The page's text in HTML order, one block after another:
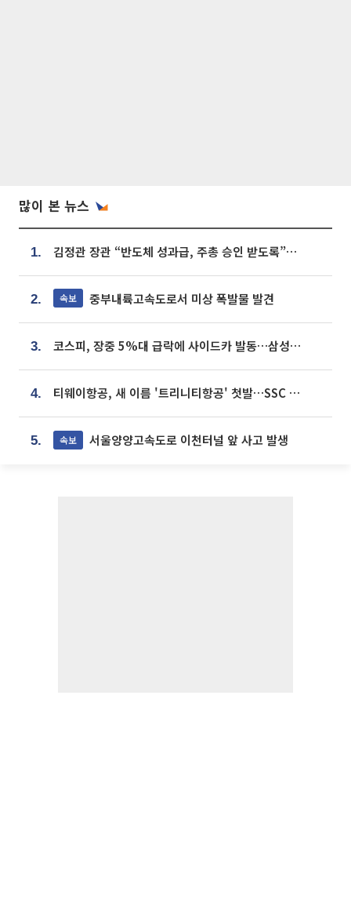
많이 본 뉴스
1. 김정관 장관 “반도체 성과급, 주총 승인 받도록”…상법·자본시장법 개정 시사
2. 속보 중부내륙고속도로서 미상 폭발물 발견
3. 코스피, 장중 5%대 급락에 사이드카 발동…삼성·SK 동반 폭락
4. 티웨이항공, 새 이름 '트리니티항공' 첫발…SSC 전략 본격화
5. 속보 서울양양고속도로 이천터널 앞 사고 발생